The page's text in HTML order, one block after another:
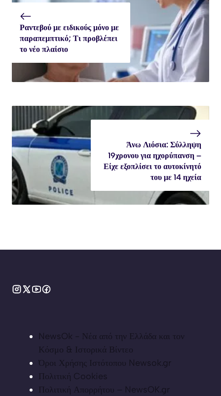
Ραντεβού με ειδικούς μόνο με
παραπεμπτικό; Τι προβλέπει
το νέο πλαίσιο
Άνω Λιόσια: Σύλληψη
19χρονου για ηχορύπανση –
Είχε εξοπλίσει το αυτοκίνητό
του με 14 ηχεία
NewsOk - Νέα από την Ελλάδα και τον
Κόσμο & Ιστορικά Βίντεο
Όροι Χρήσης Ιστότοπου Newsok.gr
Πολιτική Cookies
Πολιτική Απορρήτου – NewsOK.gr